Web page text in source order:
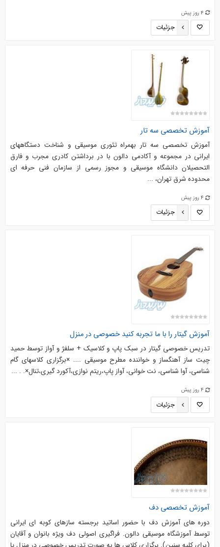
4 روز پیش
جزئیات
آموزش تخصصی سه تار
آموزش تخصصی سه تار بهمراه تئوری موسیقی و شناخت دستگاههای
ایرانی در مجموعه و آکادمی دالون با در برداشتن کادری مجرب و فارق
التحصیلان دانشگاه موسیقی و مجوز رسمی از سازمان فنی حرفه ای
محدوده شرق تهران، ...
4 روز پیش
جزئیات
آموزش گیتار را با ما تجربه کنید خصوصی در منزل
تدریس خصوصی گیتار در سبک پاپ و کلاسیک + سلفژ و آواز توسط حمید
چیت ساز آهنگساز و خواننده مطرح موسیقی .... ×برگزاری کلاسهای گام
شناسی، آوا شناسی، نت خوانی، آواز پاپ،ریتم نوازی،آکورد گیری،تنال×. . ...
4 روز پیش
جزئیات
آموزش تخصصی دف
دوره های آموزش دف با حضور اساتید برجسته سازهای کوبه ای ایرانی
توسط آموزشگاه موسیقی دالون. فراگیری اصولی دف ویژه بانوان و آقایان